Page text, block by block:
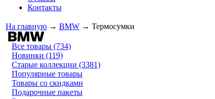
Контакты
На главную → BMW → Термосумки
Все товары (734)
Новинки (119)
Старые коллекции (3381)
Популярные товары
Товары со скидками
Подарочные пакеты